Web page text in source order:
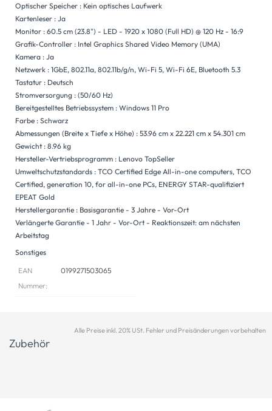
Optischer Speicher : Kein optisches Laufwerk
Kartenleser : Ja
Monitor : 60.5 cm (23.8") - LED - 1920 x 1080 (Full HD) @ 120 Hz - 16:9
Grafik-Controller : Intel Graphics Shared Video Memory (UMA)
Kamera : Ja
Netzwerk : 1GbE, 802.11a, 802.11b/g/n, Wi-Fi 5, Wi-Fi 6E, Bluetooth 5.3
Tastatur : Deutsch
Stromversorgung : (50/60 Hz)
Bereitgestelltes Betriebssystem : Windows 11 Pro
Farbe : Schwarz
Abmessungen (Breite x Tiefe x Höhe) : 53.96 cm x 22.221 cm x 54.301 cm
Gewicht : 8.96 kg
Hersteller-Vertriebsprogramm : Lenovo TopSeller
Umweltschutzstandards : TCO Certified Edge All-in-one computers, TCO
Certified, generation 10, for all-in-one PCs, ENERGY STAR-qualifiziert
EPEAT Gold
Herstellergarantie : Basisgarantie - 3 Jahre - Vor-Ort
Verlängerte Garantie - 1 Jahr - Vor-Ort - Reaktionszeit: am nächsten
Arbeitstag
Sonstiges
EAN
Nummer:
0199271503065
Alle Preise inkl. 20% USt. Fehler und Preisänderungen vorbehalten
Zubehör